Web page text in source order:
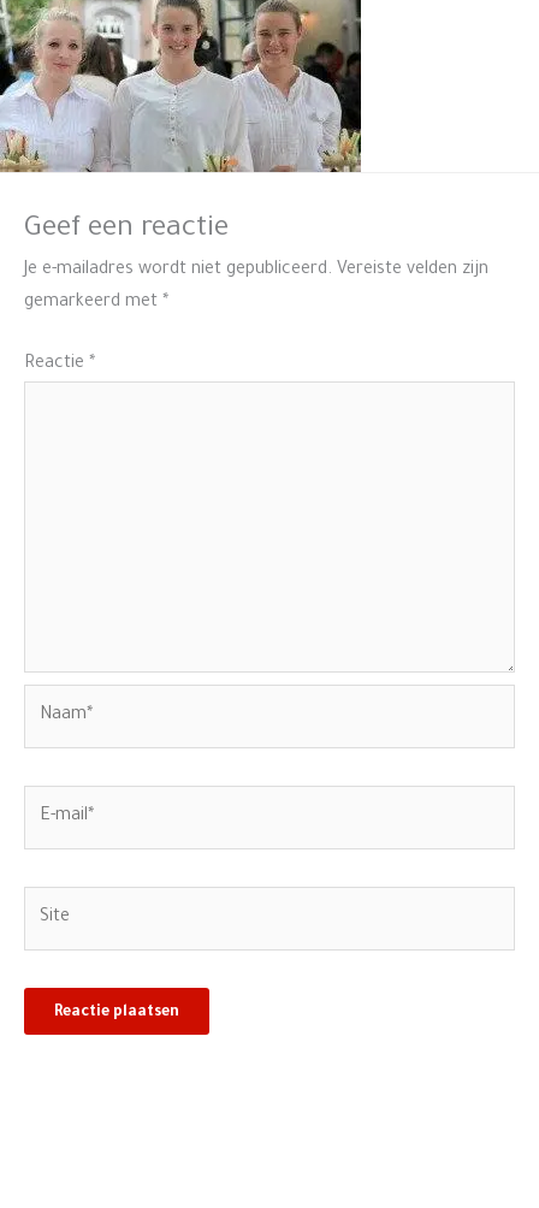
Geef een reactie
Je e-mailadres wordt niet gepubliceerd. Vereiste velden zijn
gemarkeerd met *
Reactie *